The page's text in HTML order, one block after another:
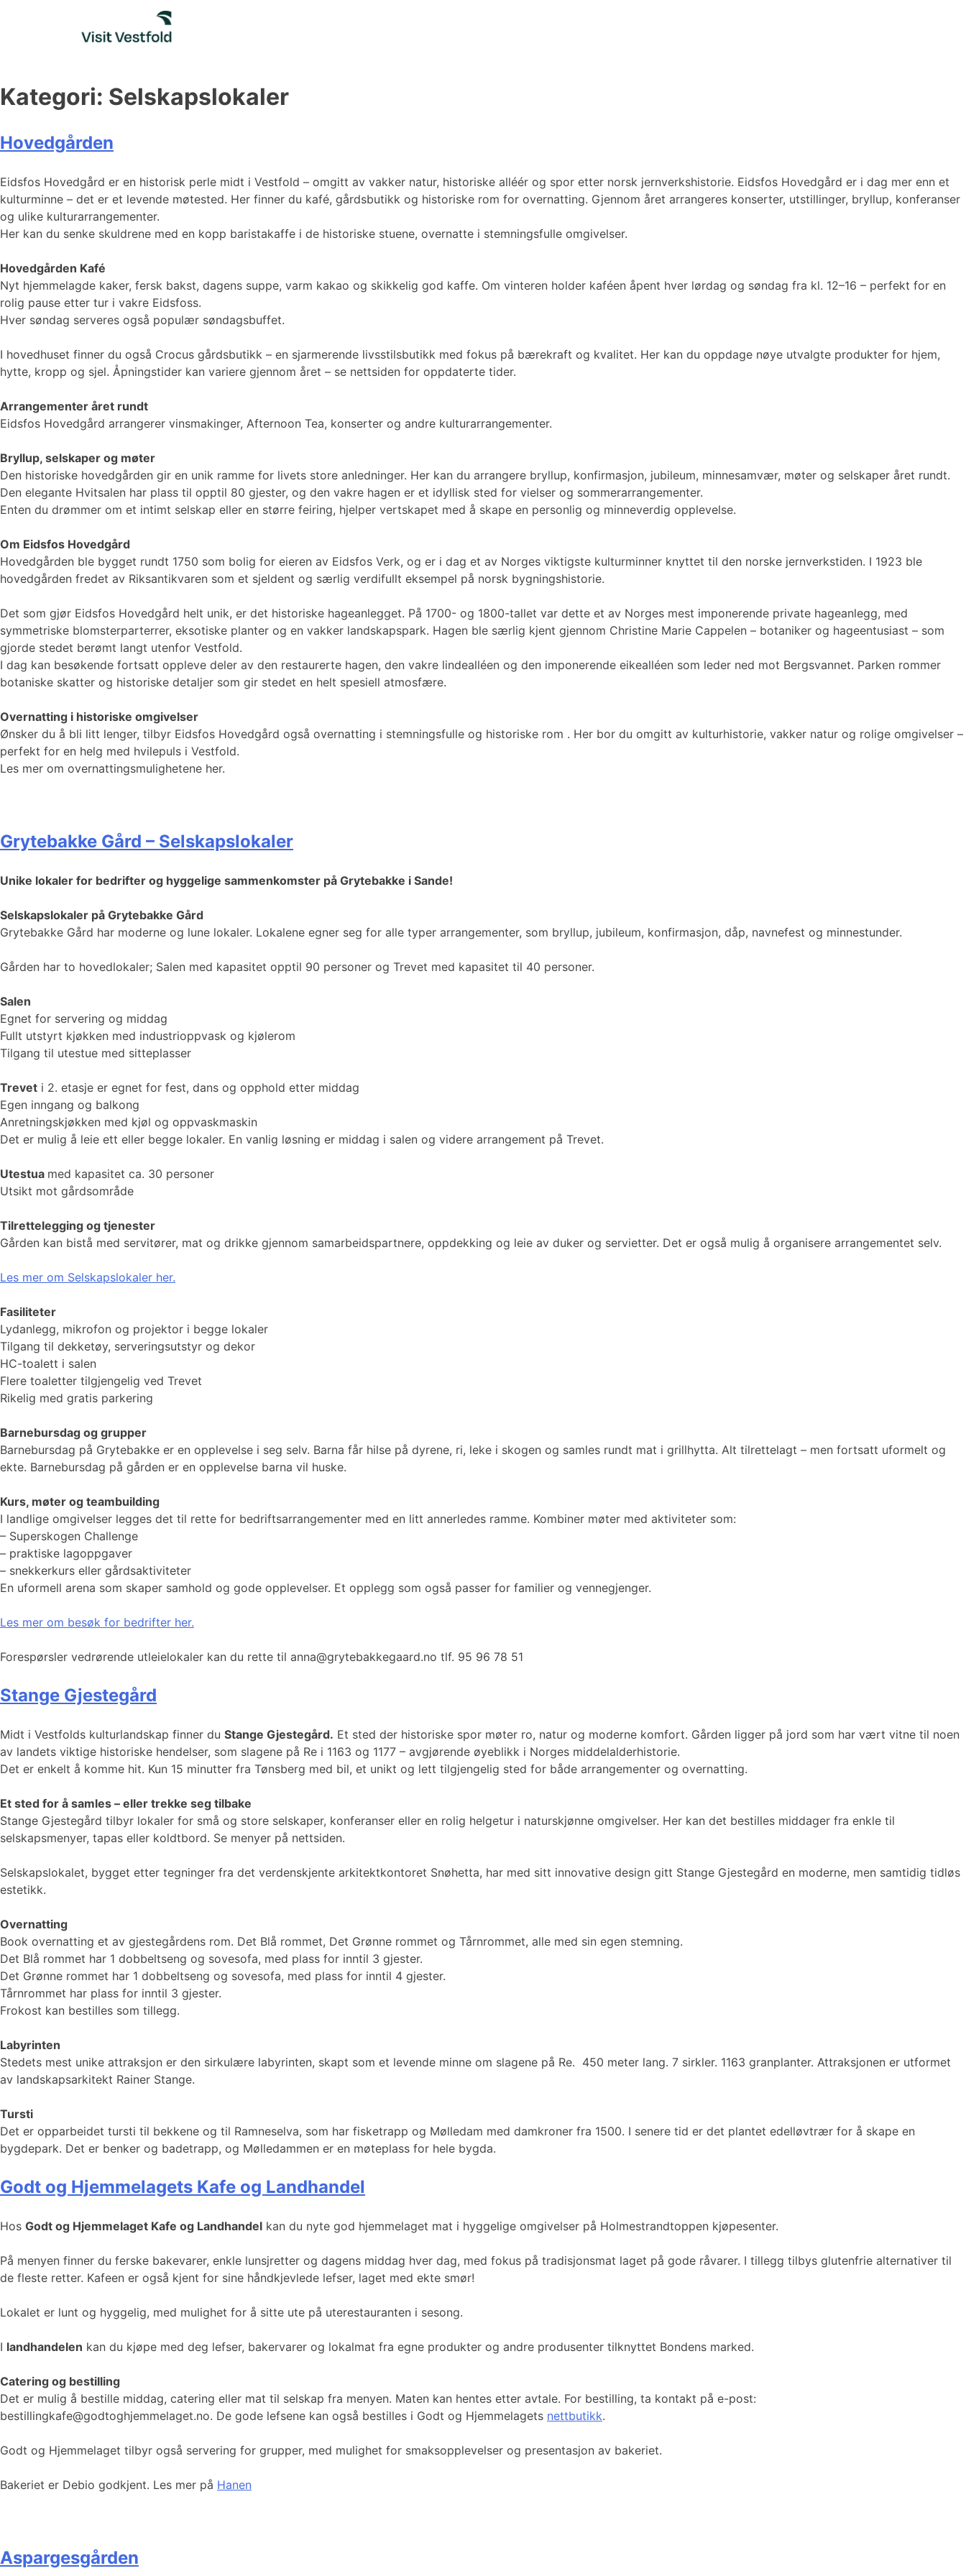
Kategori: Selskapslokaler
Hovedgården
Eidsfos Hovedgård er en historisk perle midt i Vestfold – omgitt av vakker natur, historiske alléér og spor etter norsk jernverkshistorie. Eidsfos Hovedgård er i dag mer enn et
kulturminne – det er et levende møtested. Her finner du kafé, gårdsbutikk og historiske rom for overnatting. Gjennom året arrangeres konserter, utstillinger, bryllup, konferanser
og ulike kulturarrangementer.
Her kan du senke skuldrene med en kopp baristakaffe i de historiske stuene, overnatte i stemningsfulle omgivelser.
Hovedgården Kafé
Nyt hjemmelagde kaker, fersk bakst, dagens suppe, varm kakao og skikkelig god kaffe. Om vinteren holder kaféen åpent hver lørdag og søndag fra kl. 12–16 – perfekt for en
rolig pause etter tur i vakre Eidsfoss.
Hver søndag serveres også populær søndagsbuffet.
I hovedhuset finner du også Crocus gårdsbutikk – en sjarmerende livsstilsbutikk med fokus på bærekraft og kvalitet. Her kan du oppdage nøye utvalgte produkter for hjem,
hytte, kropp og sjel. Åpningstider kan variere gjennom året – se nettsiden for oppdaterte tider.
Arrangementer året rundt
Eidsfos Hovedgård arrangerer vinsmakinger, Afternoon Tea, konserter og andre kulturarrangementer.
Bryllup, selskaper og møter
Den historiske hovedgården gir en unik ramme for livets store anledninger. Her kan du arrangere bryllup, konfirmasjon, jubileum, minnesamvær, møter og selskaper året rundt.
Den elegante Hvitsalen har plass til opptil 80 gjester, og den vakre hagen er et idyllisk sted for vielser og sommerarrangementer.
Enten du drømmer om et intimt selskap eller en større feiring, hjelper vertskapet med å skape en personlig og minneverdig opplevelse.
Om Eidsfos Hovedgård
Hovedgården ble bygget rundt 1750 som bolig for eieren av Eidsfos Verk, og er i dag et av Norges viktigste kulturminner knyttet til den norske jernverkstiden. I 1923 ble
hovedgården fredet av Riksantikvaren som et sjeldent og særlig verdifullt eksempel på norsk bygningshistorie.
Det som gjør Eidsfos Hovedgård helt unik, er det historiske hageanlegget. På 1700- og 1800-tallet var dette et av Norges mest imponerende private hageanlegg, med
symmetriske blomsterparterrer, eksotiske planter og en vakker landskapspark. Hagen ble særlig kjent gjennom Christine Marie Cappelen – botaniker og hageentusiast – som
gjorde stedet berømt langt utenfor Vestfold.
I dag kan besøkende fortsatt oppleve deler av den restaurerte hagen, den vakre lindealléen og den imponerende eikealléen som leder ned mot Bergsvannet. Parken rommer
botaniske skatter og historiske detaljer som gir stedet en helt spesiell atmosfære.
Overnatting i historiske omgivelser
Ønsker du å bli litt lenger, tilbyr Eidsfos Hovedgård også overnatting i stemningsfulle og historiske rom . Her bor du omgitt av kulturhistorie, vakker natur og rolige omgivelser –
perfekt for en helg med hvilepuls i Vestfold.
Les mer om overnattingsmulighetene her.
Grytebakke Gård – Selskapslokaler
Unike lokaler for bedrifter og hyggelige sammenkomster på Grytebakke i Sande!
Selskapslokaler på Grytebakke Gård
Grytebakke Gård har moderne og lune lokaler. Lokalene egner seg for alle typer arrangementer, som bryllup, jubileum, konfirmasjon, dåp, navnefest og minnestunder.
Gården har to hovedlokaler; Salen med kapasitet opptil 90 personer og Trevet med kapasitet til 40 personer.
Salen
Egnet for servering og middag
Fullt utstyrt kjøkken med industrioppvask og kjølerom
Tilgang til utestue med sitteplasser
Trevet i 2. etasje er egnet for fest, dans og opphold etter middag
Egen inngang og balkong
Anretningskjøkken med kjøl og oppvaskmaskin
Det er mulig å leie ett eller begge lokaler. En vanlig løsning er middag i salen og videre arrangement på Trevet.
Utestua med kapasitet ca. 30 personer
Utsikt mot gårdsområde
Tilrettelegging og tjenester
Gården kan bistå med servitører, mat og drikke gjennom samarbeidspartnere, oppdekking og leie av duker og servietter. Det er også mulig å organisere arrangementet selv.
Les mer om Selskapslokaler her.
Fasiliteter
Lydanlegg, mikrofon og projektor i begge lokaler
Tilgang til dekketøy, serveringsutstyr og dekor
HC-toalett i salen
Flere toaletter tilgjengelig ved Trevet
Rikelig med gratis parkering
Barnebursdag og grupper
Barnebursdag på Grytebakke er en opplevelse i seg selv. Barna får hilse på dyrene, ri, leke i skogen og samles rundt mat i grillhytta. Alt tilrettelagt – men fortsatt uformelt og
ekte. Barnebursdag på gården er en opplevelse barna vil huske.
Kurs, møter og teambuilding
I landlige omgivelser legges det til rette for bedriftsarrangementer med en litt annerledes ramme. Kombiner møter med aktiviteter som:
– Superskogen Challenge
– praktiske lagoppgaver
– snekkerkurs eller gårdsaktiviteter
En uformell arena som skaper samhold og gode opplevelser. Et opplegg som også passer for familier og vennegjenger.
Les mer om besøk for bedrifter her.
Forespørsler vedrørende utleielokaler kan du rette til anna@grytebakkegaard.no tlf. 95 96 78 51
Stange Gjestegård
Midt i Vestfolds kulturlandskap finner du Stange Gjestegård. Et sted der historiske spor møter ro, natur og moderne komfort. Gården ligger på jord som har vært vitne til noen
av landets viktige historiske hendelser, som slagene på Re i 1163 og 1177 – avgjørende øyeblikk i Norges middelalderhistorie.
Det er enkelt å komme hit. Kun 15 minutter fra Tønsberg med bil, et unikt og lett tilgjengelig sted for både arrangementer og overnatting.
Et sted for å samles – eller trekke seg tilbake
Stange Gjestegård tilbyr lokaler for små og store selskaper, konferanser eller en rolig helgetur i naturskjønne omgivelser. Her kan det bestilles middager fra enkle til
selskapsmenyer, tapas eller koldtbord. Se menyer på nettsiden.
Selskapslokalet, bygget etter tegninger fra det verdenskjente arkitektkontoret Snøhetta, har med sitt innovative design gitt Stange Gjestegård en moderne, men samtidig tidløs
estetikk.
Overnatting
Book overnatting et av gjestegårdens rom. Det Blå rommet, Det Grønne rommet og Tårnrommet, alle med sin egen stemning.
Det Blå rommet har 1 dobbeltseng og sovesofa, med plass for inntil 3 gjester.
Det Grønne rommet har 1 dobbeltseng og sovesofa, med plass for inntil 4 gjester.
Tårnrommet har plass for inntil 3 gjester.
Frokost kan bestilles som tillegg.
Labyrinten
Stedets mest unike attraksjon er den sirkulære labyrinten, skapt som et levende minne om slagene på Re. 450 meter lang. 7 sirkler. 1163 granplanter. Attraksjonen er utformet
av landskapsarkitekt Rainer Stange.
Tursti
Det er opparbeidet tursti til bekkene og til Ramneselva, som har fisketrapp og Mølledam med damkroner fra 1500. I senere tid er det plantet edelløvtrær for å skape en
bygdepark. Det er benker og badetrapp, og Mølledammen er en møteplass for hele bygda.
Godt og Hjemmelagets Kafe og Landhandel
Hos Godt og Hjemmelaget Kafe og Landhandel kan du nyte god hjemmelaget mat i hyggelige omgivelser på Holmestrandtoppen kjøpesenter.
På menyen finner du ferske bakevarer, enkle lunsjretter og dagens middag hver dag, med fokus på tradisjonsmat laget på gode råvarer. I tillegg tilbys glutenfrie alternativer til
de fleste retter. Kafeen er også kjent for sine håndkjevlede lefser, laget med ekte smør!
Lokalet er lunt og hyggelig, med mulighet for å sitte ute på uterestauranten i sesong.
I landhandelen kan du kjøpe med deg lefser, bakervarer og lokalmat fra egne produkter og andre produsenter tilknyttet Bondens marked.
Catering og bestilling
Det er mulig å bestille middag, catering eller mat til selskap fra menyen. Maten kan hentes etter avtale. For bestilling, ta kontakt på e-post:
bestillingkafe@godtoghjemmelaget.no. De gode lefsene kan også bestilles i Godt og Hjemmelagets nettbutikk.
Godt og Hjemmelaget tilbyr også servering for grupper, med mulighet for smaksopplevelser og presentasjon av bakeriet.
Bakeriet er Debio godkjent. Les mer på Hanen
Aspargesgården